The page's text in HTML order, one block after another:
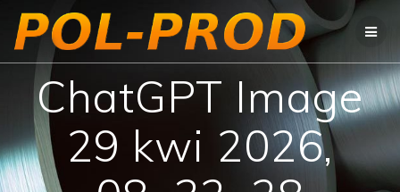
Przejdź
do
treści
ChatGPT Image
29 kwi 2026,